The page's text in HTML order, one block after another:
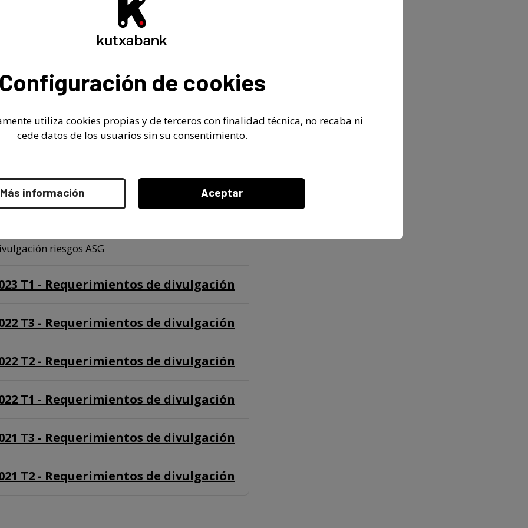
2024 T3 - Requerimientos de divulgación
riesgos ASG
T1 - Requerimientos de divulgación
2023 T3 - Requerimientos de divulgación
riesgos ASG
T1 - Requerimientos de divulgación
T3 - Requerimientos de divulgación
T2 - Requerimientos de divulgación
T1 - Requerimientos de divulgación
T3 - Requerimientos de divulgación
T2 - Requerimientos de divulgación
Configuración de cookies
utiliza cookies propias y de terceros con finalidad técnica, no recaba ni
cede datos de los usuarios sin su consentimiento.
Más información Aceptar